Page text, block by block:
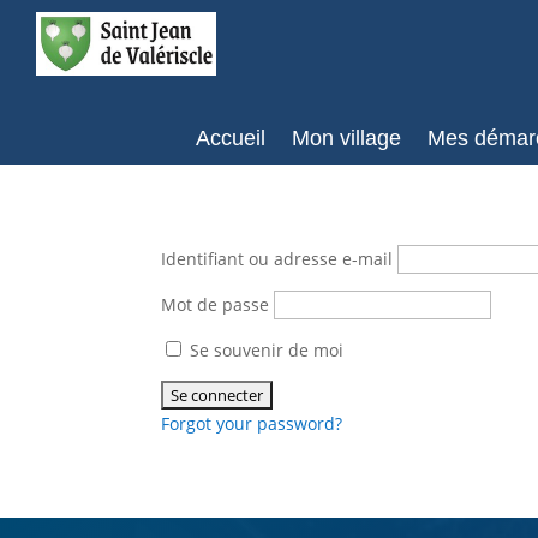
Accueil Mon village Mes
Identifiant ou adresse e-mail
Mot de passe
Se souvenir de moi
A
Forgot your password?